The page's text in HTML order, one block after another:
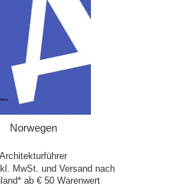
Norwegen
Architekturführer
MwSt. und Versand nach
ab € 50 Warenwert